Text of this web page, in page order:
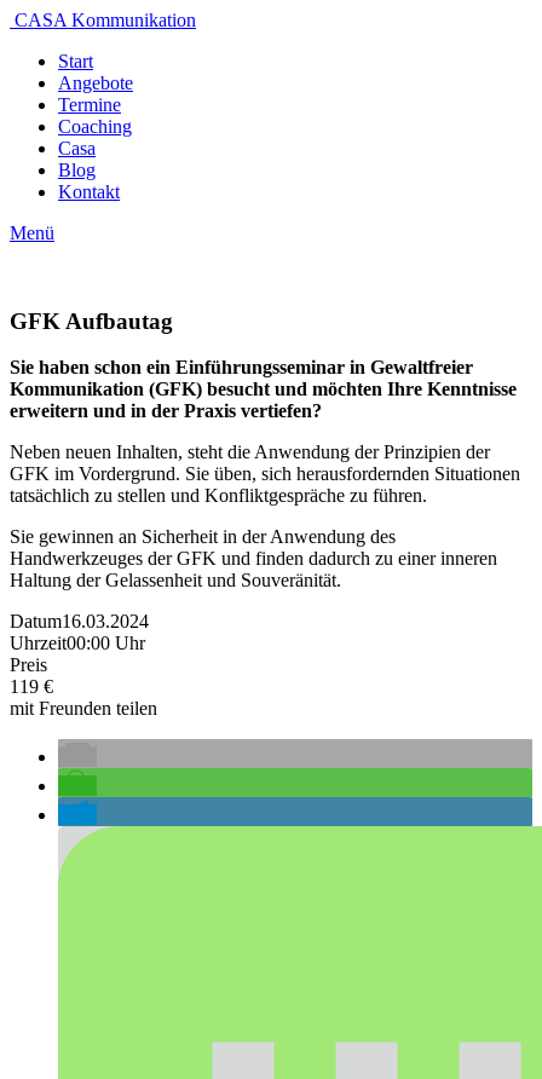
CASA Kommunikation
Start
Angebote
Termine
Coaching
Casa
Blog
Kontakt
Menü
GFK Aufbautag
Sie haben schon ein Einführungsseminar in Gewaltfreier
Kommunikation (GFK) besucht und möchten Ihre Kenntnisse
erweitern und in der Praxis vertiefen?
Neben neuen Inhalten, steht die Anwendung der Prinzipien der
GFK im Vordergrund. Sie üben, sich herausfordernden Situationen
tatsächlich zu stellen und Konfliktgespräche zu führen.
Sie gewinnen an Sicherheit in der Anwendung des
Handwerkzeuges der GFK und finden dadurch zu einer inneren
Haltung der Gelassenheit und Souveränität.
Datum16.03.2024
Uhrzeit00:00 Uhr
Preis
119 €
mit Freunden teilen